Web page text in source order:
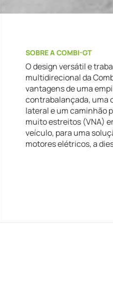
SOBRE A COMBI-GT
O design versátil e
multidirecional da
vantagens de uma
contrabalançada, uma
lateral e um caminhão
muito estreitos (VNA)
veículo, para uma
motores elétricos, a